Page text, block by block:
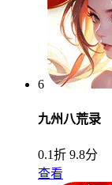
6
九州八荒录
0.1折 9.8分
查看